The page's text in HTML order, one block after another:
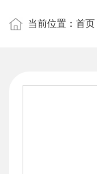
当前位置：首页